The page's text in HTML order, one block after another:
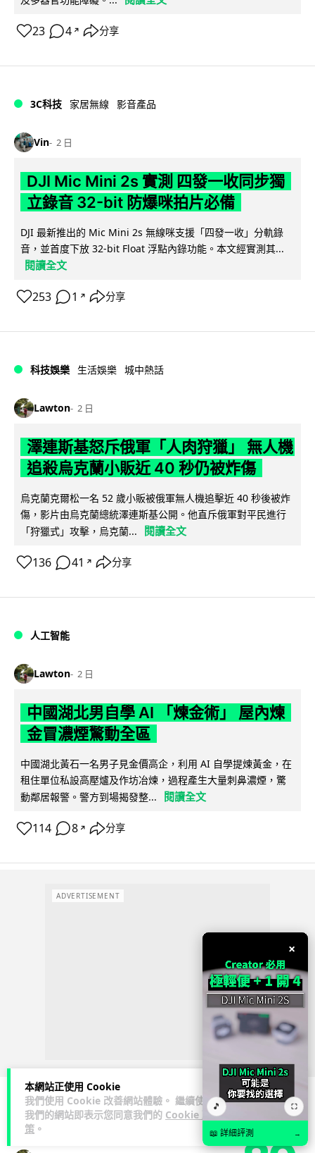
本網站正使用 Cookie
我們使用 Cookie 改善網站體驗。 繼續使用
我們的網站即表示您同意我們的 Cookie 政
策 。
23 4 ↗ 分享
3C科技 家居無線 影音產品
Vin 2 日
DJI Mic Mini 2s 實測 四發一收同步獨
立錄音 32-bit 防爆咪拍片必備
DJI 最新推出的 Mic Mini 2s 無線咪支援「四發一收」分軌錄
音，並首度下放 32-bit Float 浮點內錄功能。本文經實測其...
閱讀全文
253 1 ↗ 分享
科技娛樂 生活娛樂 城中熱話
Lawton 2 日
澤連斯基怒斥俄軍「人肉狩獵」 無人機
追殺烏克蘭小販近 40 秒仍被炸傷
烏克蘭克爾松一名 52 歲小販被俄軍無人機追擊近 40 秒後被炸
傷，影片由烏克蘭總統澤連斯基公開。他直斥俄軍對平民進行
「狩獵式」攻擊，烏克蘭...
閱讀全文
136 41 ↗ 分享
人工智能
Lawton 2 日
中國湖北男自學 AI 「煉金術」 屋內煉
金冒濃煙驚動全區
中國湖北黃石一名男子見金價高企，利用 AI 自學提煉黃金，在
租住單位私設高壓爐及作坊冶煉，過程產生大量刺鼻濃煙，驚
動鄰居報警。警方到場揭發整...
閱讀全文
114 8 ↗ 分享
ADVERTISEMENT
3C科技 流動音樂
×
🎵 ⛶
📖 詳細評測 →